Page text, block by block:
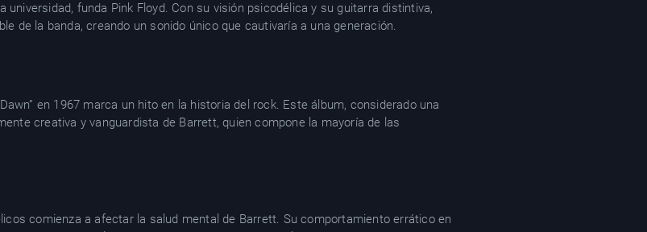
universidad, funda Pink Floyd. Con su visión psicodélica y su guitarra distintiva,
de la banda, creando un sonido único que cautivaría a una generación.
en 1967 marca un hito en la historia del rock. Este álbum, considerado una
creativa y vanguardista de Barrett, quien compone la mayoría de las
comienza a afectar la salud mental de Barrett. Su comportamiento errático en